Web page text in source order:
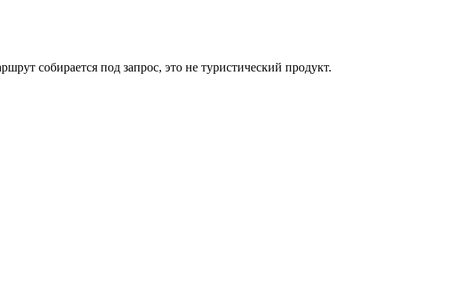
собирается под запрос, это не туристический продукт.